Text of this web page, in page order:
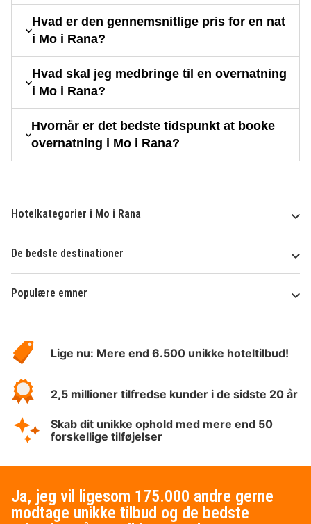
Hvad er den gennemsnitlige pris for en nat
i Mo i Rana?
Hvad skal jeg medbringe til en overnatning
i Mo i Rana?
Hvornår er det bedste tidspunkt at booke
overnatning i Mo i Rana?
Hotelkategorier i Mo i Rana
De bedste destinationer
Populære emner
HotelSpecials
Lige nu: Mere end 6.500 unikke hoteltilbud!
2,5 millioner tilfredse kunder i de sidste 20 år
Skab dit unikke ophold med mere end 50
forskellige tilføjelser
Ja, jeg vil ligesom 175.000 andre gerne
modtage unikke tilbud og de bedste